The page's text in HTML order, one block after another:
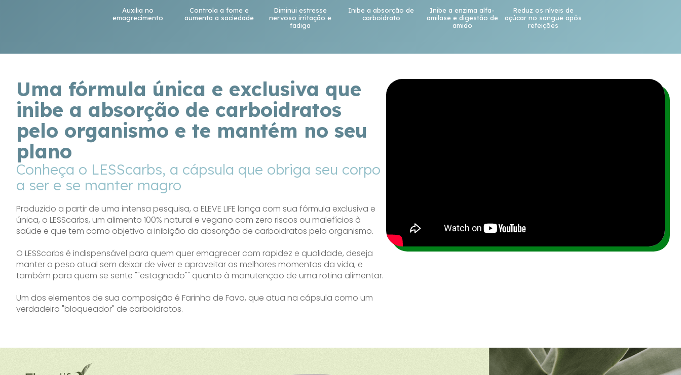
Auxilia no
emagrecimento
Controla a fome e
aumenta a saciedade
Diminui estresse
nervoso irritação e
fadiga
Inibe a absorção de
carboidrato
Inibe a enzima alfa-
amilase e digestão de
amido
Reduz os níveis de
açúcar no sangue após
refeições
Uma fórmula única e exclusiva que
inibe a absorção de carboidratos
pelo organismo e te mantém no seu
plano
Conheça o LESScarbs, a cápsula que obriga seu corpo
a ser e se manter magro
Produzido a partir de uma intensa pesquisa, a ELEVE LIFE lança com sua fórmula exclusiva e
única, o LESScarbs, um alimento 100% natural e vegano com zero riscos ou malefícios à
saúde e que tem como objetivo a inibição da absorção de carboidratos pelo organismo.
O LESScarbs é indispensável para quem quer emagrecer com rapidez e qualidade, deseja
manter o peso atual sem deixar de viver e aproveitar os melhores momentos da vida, e
também para quem se sente ""estagnado"" quanto à manutenção de uma rotina alimentar.
Um dos elementos de sua composição é Farinha de Fava, que atua na cápsula como um
verdadeiro "bloqueador" de carboidratos.